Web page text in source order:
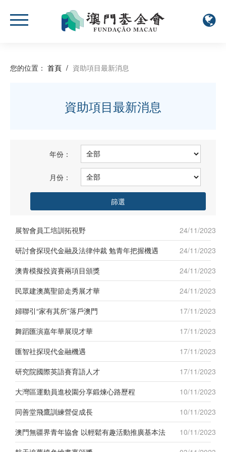
您的位置： 首頁 / 資助項目最新消息
資助項目最新消息
年份：
月份：
篩選
展智會員工培訓拓視野
24/11/2023
研討會探現代金融及法律仲裁 勉青年把握機遇
24/11/2023
澳青模擬投資賽兩項目頒獎
24/11/2023
民眾建澳萬聖節走秀展才華
24/11/2023
婦聯引“家有其所”落戶澳門
17/11/2023
舞蹈匯演嘉年華展現才華
17/11/2023
匯智社探現代金融機遇
17/11/2023
研究院國際英語賽育語人才
17/11/2023
大灣區運動員進校園分享鍛煉心路歷程
10/11/2023
同善堂飛鷹訓練營促成長
10/11/2023
澳門無疆界青年協會 以輕鬆有趣活動推廣基本法
10/11/2023